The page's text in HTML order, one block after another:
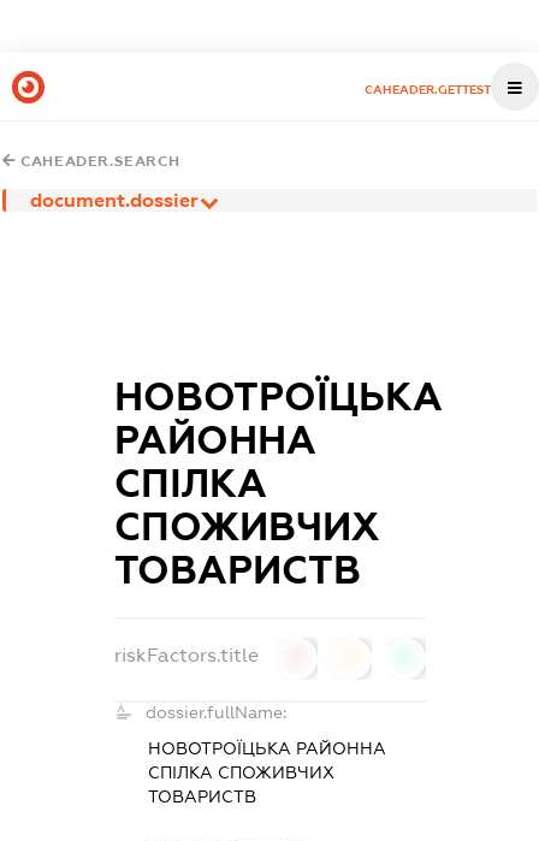
CAHEADER.GETTEST
CAHEADER.SEARCH
document.dossier
НОВОТРОЇЦЬКА
РАЙОННА
СПІЛКА
СПОЖИВЧИХ
ТОВАРИСТВ
riskFactors.title
dossier.fullName:
НОВОТРОЇЦЬКА РАЙОННА
СПІЛКА СПОЖИВЧИХ
ТОВАРИСТВ